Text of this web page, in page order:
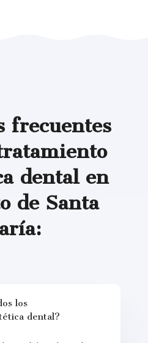
frecuentes
dental en
de Santa
los
dental?